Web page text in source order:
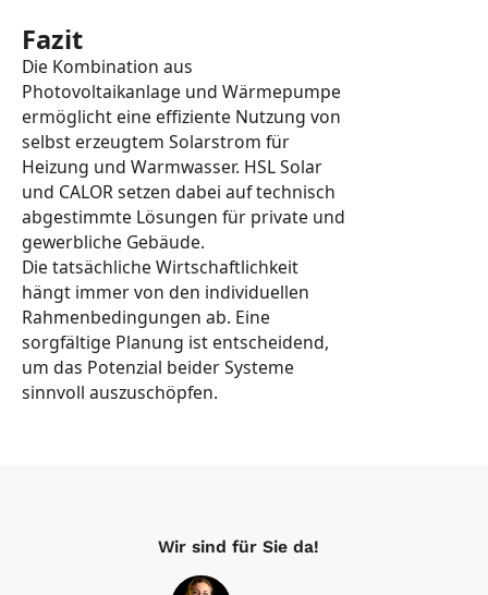
Fazit
Die Kombination aus
Photovoltaikanlage und Wärmepumpe
ermöglicht eine effiziente Nutzung von
selbst erzeugtem Solarstrom für
Heizung und Warmwasser. HSL Solar
und CALOR setzen dabei auf technisch
abgestimmte Lösungen für private und
gewerbliche Gebäude.
Die tatsächliche Wirtschaftlichkeit
hängt immer von den individuellen
Rahmenbedingungen ab. Eine
sorgfältige Planung ist entscheidend,
um das Potenzial beider Systeme
sinnvoll auszuschöpfen.
Wir sind für Sie da!